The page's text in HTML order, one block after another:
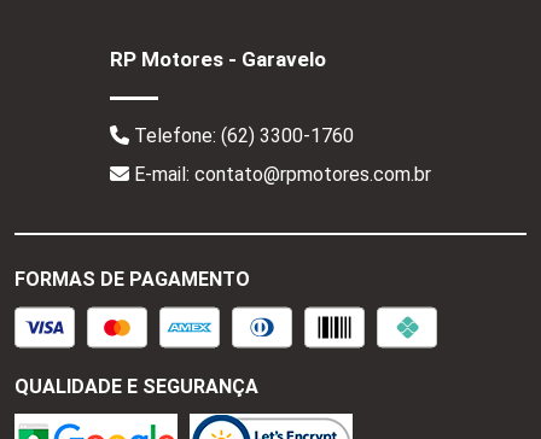
RP Motores - Garavelo
Telefone: (62) 3300-1760
E-mail: contato@rpmotores.com.br
FORMAS DE PAGAMENTO
QUALIDADE E SEGURANÇA